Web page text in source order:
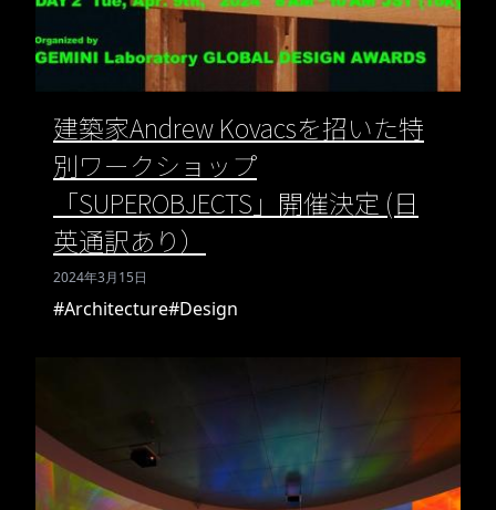
建築家Andrew Kovacsを招いた特
別ワークショップ
「SUPEROBJECTS」開催決定 (日
英通訳あり）
2024年3月15日
#Architecture#Design